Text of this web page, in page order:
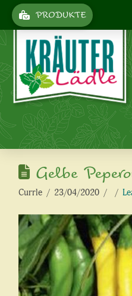
PRODUKTE
Gelbe
Currle 23/04/2020